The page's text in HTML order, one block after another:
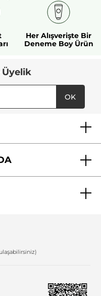
kokusu
·
Her Alışverişte Bir
Deneme Boy Ürün
Üyelik
OK